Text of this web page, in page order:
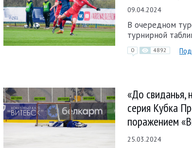
09.04.2024
В очередном
турнирной
0 4892
«До свиданья,
серия Кубка
поражением
25.03.2024